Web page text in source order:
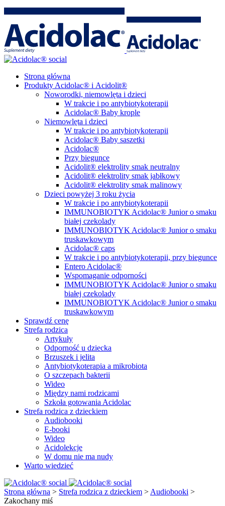
Strona główna
Produkty Acidolac® i Acidolit®
Noworodki, niemowlęta i dzieci
W trakcie i po antybiotykoterapii
Acidolac® Baby krople
Niemowlęta i dzieci
W trakcie i po antybiotykoterapii
Acidolac® Baby saszetki
Acidolac®
Przy biegunce
Acidolit® elektrolity smak neutralny
Acidolit® elektrolity smak jabłkowy
Acidolit® elektrolity smak malinowy
Dzieci powyżej 3 roku życia
W trakcie i po antybiotykoterapii
IMMUNOBIOTYK Acidolac® Junior o smaku
białej czekolady
IMMUNOBIOTYK Acidolac® Junior o smaku
truskawkowym
Acidolac® caps
W trakcie i po antybiotykoterapii, przy biegunce
Entero Acidolac®
Wspomaganie odporności
IMMUNOBIOTYK Acidolac® Junior o smaku
białej czekolady
IMMUNOBIOTYK Acidolac® Junior o smaku
truskawkowym
Sprawdź cenę
Strefa rodzica
Artykuły
Odporność u dziecka
Brzuszek i jelita
Antybiotykoterapia a mikrobiota
O szczepach bakterii
Wideo
Między nami rodzicami
Szkoła gotowania Acidolac
Strefa rodzica z dzieckiem
Audiobooki
E-booki
Wideo
Acidolekcje
W domu nie ma nudy
Warto wiedzieć
Strona główna > Strefa rodzica z dzieckiem > Audiobooki >
Zakochany miś